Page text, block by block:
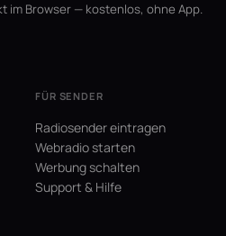
im Browser — kostenlos, ohne App.
FÜR SENDER
Radiosender eintragen
Webradio starten
Werbung schalten
Support & Hilfe